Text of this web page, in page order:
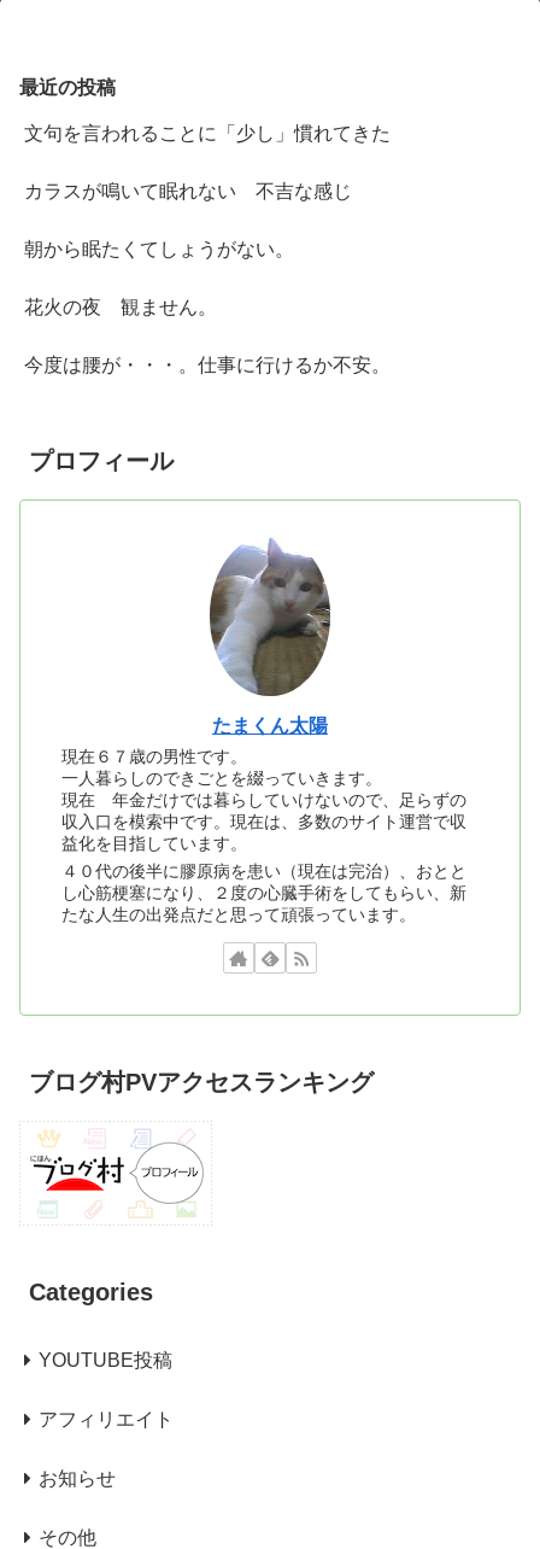
最近の投稿
文句を言われることに「少し」慣れてきた
カラスが鳴いて眠れない 不吉な感じ
朝から眠たくてしょうがない。
花火の夜 観ません。
今度は腰が・・・。仕事に行けるか不安。
プロフィール
たまくん太陽
現在６７歳の男性です。
一人暮らしのできごとを綴っていきます。
現在 年金だけでは暮らしていけないので、足らずの
収入口を模索中です。現在は、多数のサイト運営で収
益化を目指しています。
４０代の後半に膠原病を患い（現在は完治）、おとと
し心筋梗塞になり、２度の心臓手術をしてもらい、新
たな人生の出発点だと思って頑張っています。
ブログ村PVアクセスランキング
Categories
YOUTUBE投稿
アフィリエイト
お知らせ
その他